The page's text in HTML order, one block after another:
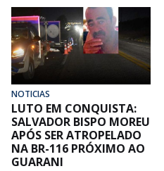
NOTICIAS
LUTO EM CONQUISTA:
SALVADOR BISPO MOREU
APÓS SER ATROPELADO
NA BR-116 PRÓXIMO AO
GUARANI